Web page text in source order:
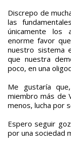
Discrepo de
las
únicamente los
enorme favor
nuestro sistema
que nuestra
poco, en una
Me gustaría
miembro más de
menos, lucha por
Espero seguir
por una sociedad